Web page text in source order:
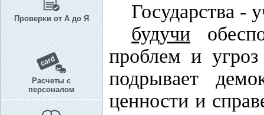
Проверки от А до Я
Расчеты с
персоналом
Государства -
будучи
проблем и угроз
подрывает
ценности и